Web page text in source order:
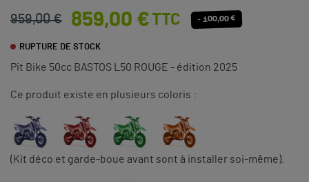
959,00 € 859,00 €TTC - 100,00 €
RUPTURE DE STOCK
Pit Bike 50cc BASTOS L50 ROUGE - édition 2025
Ce produit existe en plusieurs coloris :
(Kit déco et garde-boue avant sont à installer soi-même).